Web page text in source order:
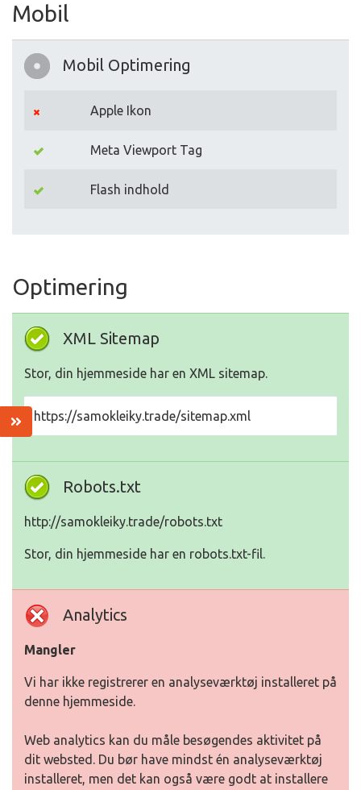
Mobil
Mobil Optimering
Apple Ikon
Meta Viewport Tag
Flash indhold
Optimering
XML Sitemap
Stor, din hjemmeside har en XML sitemap.
https://samokleiky.trade/sitemap.xml
Robots.txt
http://samokleiky.trade/robots.txt
Stor, din hjemmeside har en robots.txt-fil.
Analytics
Mangler
Vi har ikke registrerer en analyseværktøj installeret på
denne hjemmeside.
Web analytics kan du måle besøgendes aktivitet på
dit websted. Du bør have mindst én analyseværktøj
installeret, men det kan også være godt at installere